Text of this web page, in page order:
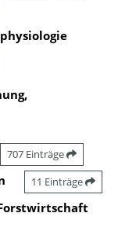
707 Einträge
11 Einträge